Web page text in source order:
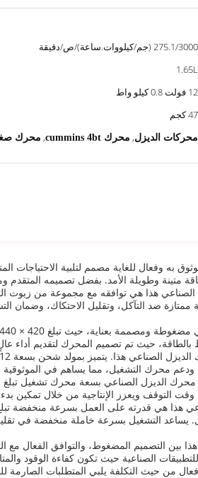
275.1/3000 (جم/كيلووات.ساعة)/ص/دقيقة
1.65L
12 فولت 0.8 كيلو واط
47 كجم
محركات الديزل, محرك cummins 4bt , محرك
وفعال للغاية مصمم لتلبية الاحتياجات
وطويلة الأمد. بفضل تصميمه المتقدم
ممتازة ضد التآكل، وتقليل الاحتكاك،
حيث تم تصميم المحرك لتقديم أداء
ودعم محرك التشغيل، مما يساهم في
التوقف ويعزز الإنتاجية من خلال تمكين
يساعد التشغيل بسرعة خاملة منخفضة في
بين التصميم المضغوط، والتوافق الفعال
الصناعية حيث تكون كفاءة الوقود
من حيث التكلفة يلبي المتطلبات الصارمة